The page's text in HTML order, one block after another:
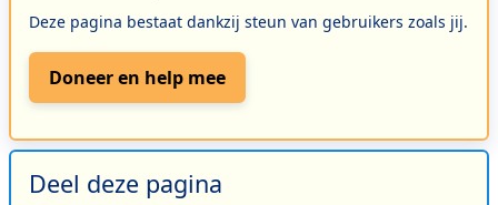
Deze pagina bestaat dankzij steun van gebruikers zoals jij.
Doneer en help mee
Deel deze pagina